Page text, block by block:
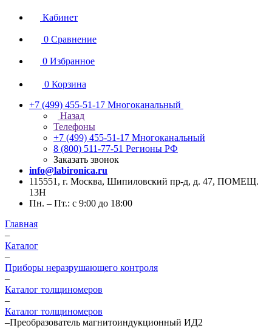
Кабинет
0 Сравнение
0 Избранное
0 Корзина
+7 (499) 455-51-17 Многоканальный
Назад
Телефоны
+7 (499) 455-51-17 Многоканальный
8 (800) 511-77-51 Регионы РФ
Заказать звонок
info@labironica.ru
115551, г. Москва, Шипиловский пр-д, д. 47, ПОМЕЩ.
13Н
Пн. – Пт.: с 9:00 до 18:00
Главная
–
Каталог
–
Приборы неразрушающего контроля
–
Каталог толщиномеров
–
Каталог толщиномеров
–Преобразователь магнитоиндукционный ИД2